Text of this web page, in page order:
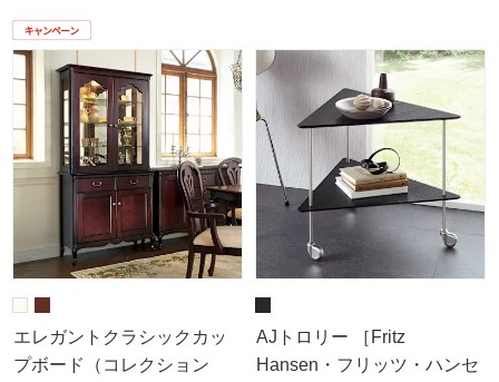
エレガントクラシックカッ
プボード（コレクション
AJトロリー ［Fritz
Hansen・フリッツ・ハンセ